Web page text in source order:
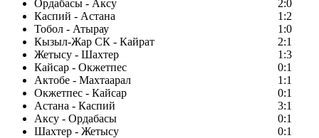
Ордабасы - Аксу
2:0
Каспий - Астана
1:2
Тобол - Атырау
1:0
Кызыл-Жар СК - Кайрат
2:1
Жетысу - Шахтер
1:3
Кайсар - Окжетпес
0:1
Актобе - Махтаарал
1:1
Окжетпес - Кайсар
0:1
Астана - Каспий
3:1
Аксу - Ордабасы
0:1
Шахтер - Жетысу
0:1